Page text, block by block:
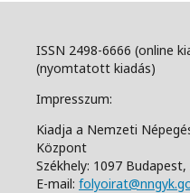
ISSN 2498-6666 (online
(nyomtatott kiadás)
Impresszum:
Kiadja a Nemzeti
Központ
Székhely: 1097
E-mail: